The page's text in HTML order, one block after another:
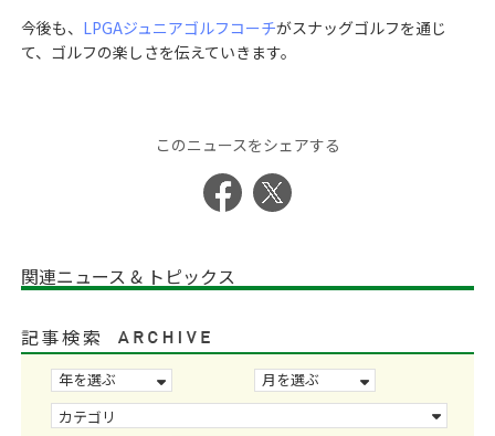
今後も、 LPGAジュニアゴルフコーチがスナッグゴルフを通じ
て、ゴルフの楽しさを伝えていきます。
このニュースをシェアする
関連ニュース & トピックス
記事検索